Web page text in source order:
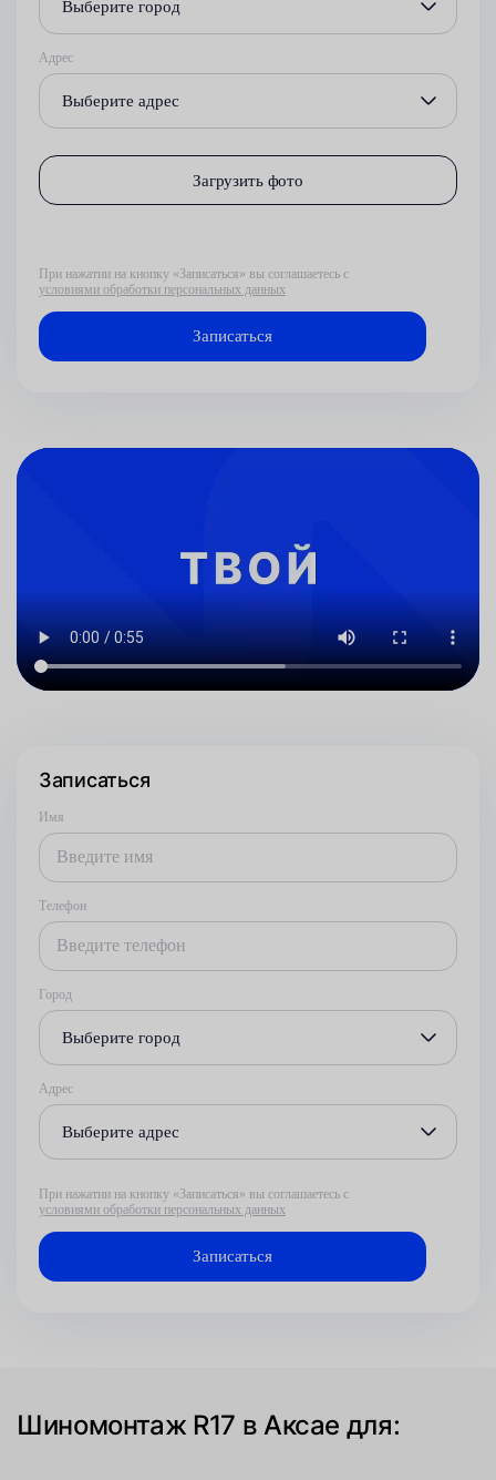
Выберите город
Адрес
Выберите адрес
Загрузить фото
При нажатии на кнопку «Записаться» вы соглашаетесь с
условиями обработки персональных данных
Записаться
Имя
Телефон
Город
Выберите город
Адрес
Выберите адрес
При нажатии на кнопку «Записаться» вы соглашаетесь с
условиями обработки персональных данных
Шиномонтаж R17 в Аксае для: